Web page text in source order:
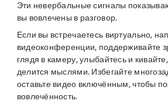
Эти невербальные сигналы
вы вовлечены в разговор.
Если вы встречаетесь виртуально,
видеоконференции, поддерживайте
глядя в камеру, улыбайтесь и
делится мыслями. Избегайте
оставьте видео включённым, чтобы
вовлечённость.